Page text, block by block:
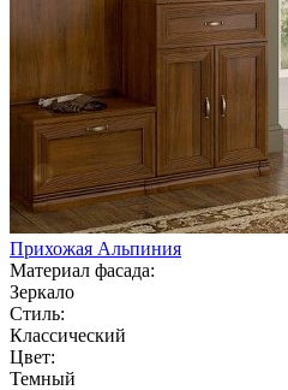
Прихожая Альпиния
Материал фасада:
Зеркало
Стиль:
Классический
Цвет:
Темный